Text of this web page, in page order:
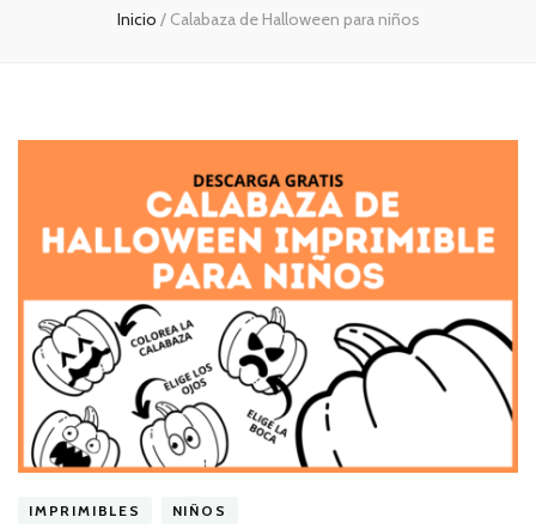
Inicio / Calabaza de Halloween para niños
IMPRIMIBLES NIÑOS